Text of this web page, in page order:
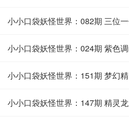
小小口袋妖怪世界：082期 三位
小小口袋妖怪世界：024期 紫色
小小口袋妖怪世界：151期 梦幻
小小口袋妖怪世界：147期 精灵